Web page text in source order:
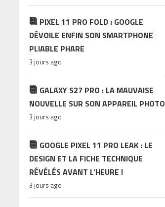
PIXEL 11 PRO FOLD : GOOGLE
DÉVOILE ENFIN SON SMARTPHONE
PLIABLE PHARE
3 jours ago
GALAXY S27 PRO : LA MAUVAISE
NOUVELLE SUR SON APPAREIL PHOTO
3 jours ago
GOOGLE PIXEL 11 PRO LEAK : LE
DESIGN ET LA FICHE TECHNIQUE
RÉVÉLÉS AVANT L’HEURE !
3 jours ago